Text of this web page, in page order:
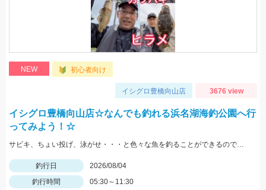
NEW 初心者向け
イシグロ豊橋向山店 3676 view
イシグロ豊橋向山店☆なんでも釣れる浜名湖海釣公園へ行
ってみよう！☆
サビキ、ちょい投げ、泳がせ・・・と色々な魚を釣ることができるので仕掛けも何種類か用意していけば楽しむことができますよ！
釣行日
2026/08/04
釣行時間
05:30～11:30